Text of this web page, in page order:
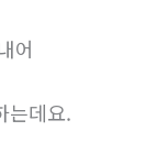
어
는데요.